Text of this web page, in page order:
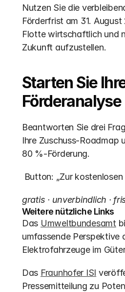
Nutzen Sie die
Förderfrist am 31. August
Flotte wirtschaftlich und
Zukunft aufzustellen.
Starten Sie
Förderanalyse
Beantworten Sie drei
Ihre Zuschuss-Roadmap
80 %-Förderung.
Button: „Zur kostenlosen
gratis · unverbindlich ·
Weitere nützliche Links
Das Umweltbundesamt
umfassende Perspektive
Elektrofahrzeuge im
Das Fraunhofer ISI
Pressemitteilung zu